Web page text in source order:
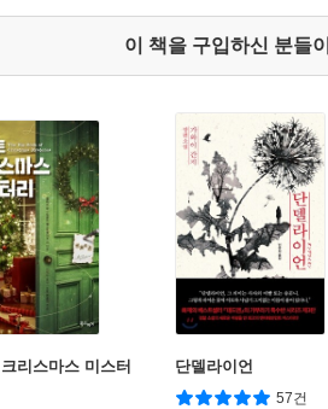
이 책을 구입하신 분들이
리스마스 미스터
단델라이언
57건